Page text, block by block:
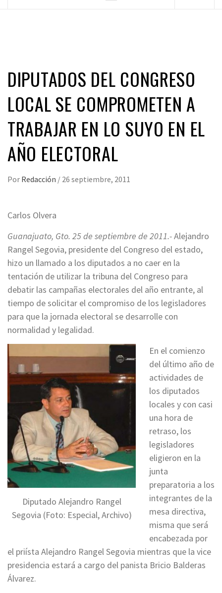
DIPUTADOS DEL CONGRESO
LOCAL SE COMPROMETEN A
TRABAJAR EN LO SUYO EN EL
AÑO ELECTORAL
Por Redacción / 26 septiembre, 2011
Carlos Olvera
Guanajuato, Gto. 25 de septiembre de 2011.-Alejandro
Rangel Segovia, presidente del Congreso del estado,
hizo un llamado a los diputados a no caer en la
tentación de utilizar la tribuna del Congreso para
debatir las campañas electorales del año entrante, al
tiempo de solicitar el compromiso de los legisladores
para que la jornada electoral se desarrolle con
normalidad y legalidad.
Diputado Alejandro Rangel
Segovia (Foto: Especial, Archivo)
En el comienzo
del último año de
actividades de
los diputados
locales y con casi
una hora de
retraso, los
legisladores
eligieron en la
junta
preparatoria a los
integrantes de la
mesa directiva,
misma que será
encabezada por
el priísta Alejandro Rangel Segovia mientras que la vice
presidencia estará a cargo del panista Bricio Balderas
Álvarez.